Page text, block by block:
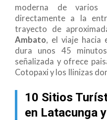
moderna de varios
directamente a la
trayecto de
Ambato, el viaje hacia
dura unos 45
señalizada y ofrece
Cotopaxi y los Ilinizas
10 Sitios
en Latacunga